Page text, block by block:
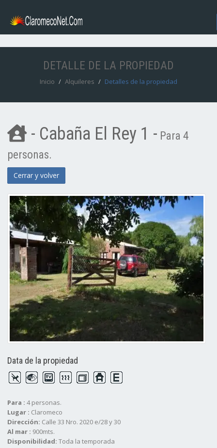
DETALLE DE LA PROPIEDAD
Inicio Alquileres Detalles de la propiedad
- Cabaña El Rey 1 - Para 4
personas.
Cerrar y volver
Data de la propiedad
Para : 4 personas.
Lugar : Claromeco
Dirección: Calle 33 Nro. 2020 e/28 y 30
Al mar : 900mts.
Disponibilidad: Toda la temporada